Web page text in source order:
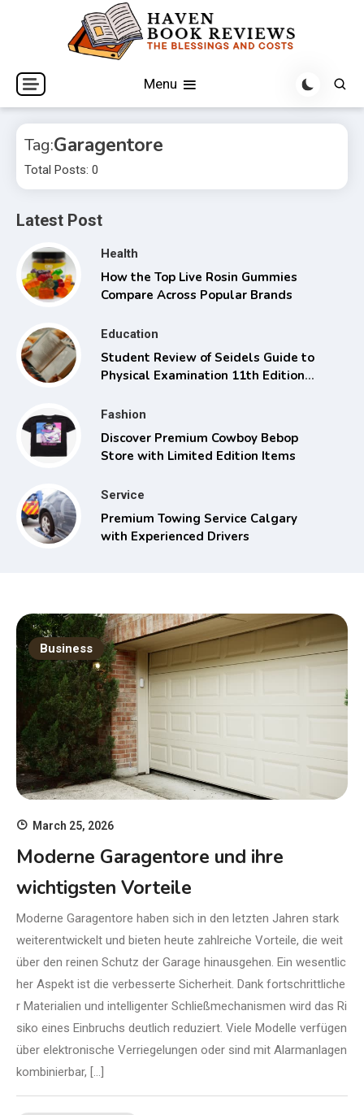
Haven Book Reviews
The Blessings and Costs
Menu
Tag:Garagentore
Total Posts: 0
Latest Post
Health
How the Top Live Rosin Gummies
Compare Across Popular Brands
Education
Student Review of Seidels Guide to
Physical Examination 11th Edition
Fashion
Discover Premium Cowboy Bebop
Store with Limited Edition Items
Service
Premium Towing Service Calgary
with Experienced Drivers
Business
March 25, 2026
Moderne Garagentore und ihre
wichtigsten Vorteile
Moderne Garagentore haben sich in den letzten Jahren stark
weiterentwickelt und bieten heute zahlreiche Vorteile, die weit
über den reinen Schutz der Garage hinausgehen. Ein wesentlic
her Aspekt ist die verbesserte Sicherheit. Dank fortschrittliche
r Materialien und intelligenter Schließmechanismen wird das Ri
siko eines Einbruchs deutlich reduziert. Viele Modelle verfügen
über elektronische Verriegelungen oder sind mit Alarmanlagen
kombinierbar, […]